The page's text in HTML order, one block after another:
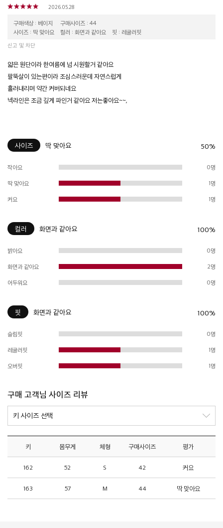
2026.05.28
구매색상 : 베이지
구매사이즈 : 44
사이즈 : 딱 맞아요
컬러 : 화면과 같아요 핏 : 레귤러핏
신고 및 차단
얇은 원단이라 한여름에 넘 시원할거 같아요
팔뚝살이 있는편이라 조심스러운데 자연스럽게
흘러내리며 약간 커버되네요
넥라인은 조금 깊게 파인거 같아요 저는좋아요~~,
사이즈 딱 맞아요 50%
작아요 0명
딱 맞아요 1명
커요 1명
컬러 화면과 같아요 100%
밝아요 0명
화면과 같아요 2명
어두워요 0명
핏 화면과 같아요 100%
슬림핏 0명
레귤러핏 1명
오버핏 1명
구매 고객님 사이즈 리뷰
키 몸무게 체형 구매사이즈 평가
162 52 S 42 커요
163 57 M 44 딱 맞아요